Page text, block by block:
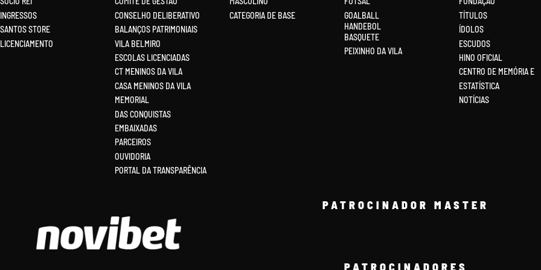
INGRESSOS
SANTOS STORE
LICENCIAMENTO
CONSELHO DELIBERATIVO
BALANÇOS PATRIMONIAIS
VILA BELMIRO
ESCOLAS LICENCIADAS
CT MENINOS DA VILA
CASA MENINOS DA VILA
MEMORIAL
DAS CONQUISTAS
EMBAIXADAS
PARCEIROS
OUVIDORIA
PORTAL DA TRANSPARÊNCIA
CATEGORIA DE BASE
GOALBALL
HANDEBOL
BASQUETE
PEIXINHO DA VILA
TÍTULOS
ÍDOLOS
ESCUDOS
HINO OFICIAL
CENTRO DE MEMÓRIA E
ESTATÍSTICA
NOTÍCIAS
PATROCINADOR MASTER
PATROCINADORES